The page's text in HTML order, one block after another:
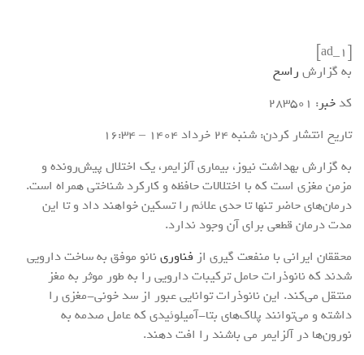
[ad_1]
به گزارش راسخ
کدخبر: 283501
تاریخ انتشار کردن: شنبه 24 خرداد 1404 – 16:34
به گزارش بهداشت نیوز، بیماری آلزایمر، یک اختلال پیش‌رونده و
مزمن مغزی است که با اختلالات حافظه و کارکرد شناختی همراه است.
درمان‌های حاضر تنها تا حدی علائم را تسکین خواهند داد و تا این
مدت درمان قطعی برای آن وجود ندارد.
محققان ایرانی با منفعت گیری از فناوری نانو موفق به ساخت دارویی
شدند که نانوذرات حامل ترکیبات دارویی را به طور موثر به مغز
منتقل می‌کند. این نانوذرات توانایی عبور از سد خونی-مغزی را
داشته و می‌توانند پلاک‌های بتا-آمیلوئیدی که عامل صدمه به
نورون‌ها در آلزایمر می باشند را افت دهند.